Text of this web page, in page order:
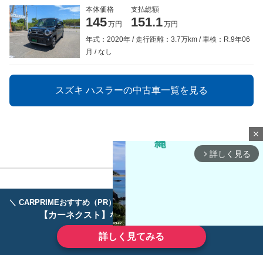
＼ CARPRIMEおすすめ（PR） ／
【カーネクスト】ならどんなクルマも高価買取
詳しく見てみる
本体価格
145万円
支払総額
151.1万円
年式：2020年
走行距離：3.7万km
車検：R.9年06
月
なし
スズキ ハスラーの中古車一覧を見る
close
arrow_forward_ios 詳しく見る